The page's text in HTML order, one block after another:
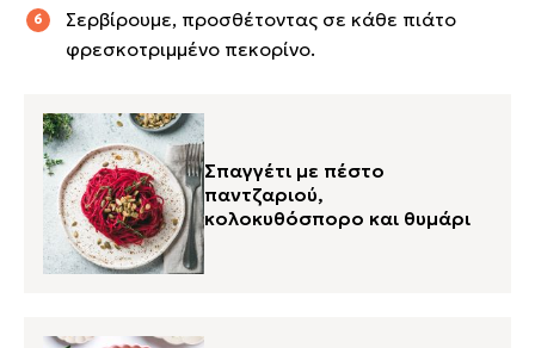
Σερβίρουμε, προσθέτοντας σε κάθε πιάτο
φρεσκοτριμμένο πεκορίνο.
Σπαγγέτι με πέστο
παντζαριού,
κολοκυθόσπορο και θυμάρι